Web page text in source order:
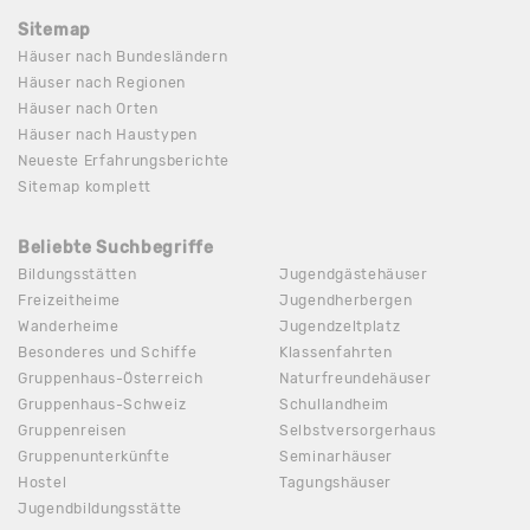
Sitemap
Häuser nach Bundesländern
Häuser nach Regionen
Häuser nach Orten
Häuser nach Haustypen
Neueste Erfahrungsberichte
Sitemap komplett
Beliebte Suchbegriffe
Bildungsstätten
Freizeitheime
Wanderheime
Besonderes und Schiffe
Gruppenhaus-Österreich
Gruppenhaus-Schweiz
Gruppenreisen
Gruppenunterkünfte
Hostel
Jugendbildungsstätte
Jugendgästehäuser
Jugendherbergen
Jugendzeltplatz
Klassenfahrten
Naturfreundehäuser
Schullandheim
Selbstversorgerhaus
Seminarhäuser
Tagungshäuser